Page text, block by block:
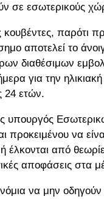
σε εσωτερικούς
κουβέντες, παρότι
αποτελεί το
διαθέσιμων
για την
24 ετών.
προκειμένου να
έλκονται από
αποφάσεις στα
να μην